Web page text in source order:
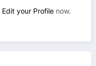
Edit your Profile now.